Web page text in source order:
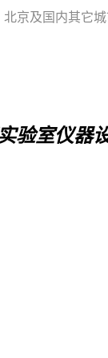
京及国内其它
验室仪器